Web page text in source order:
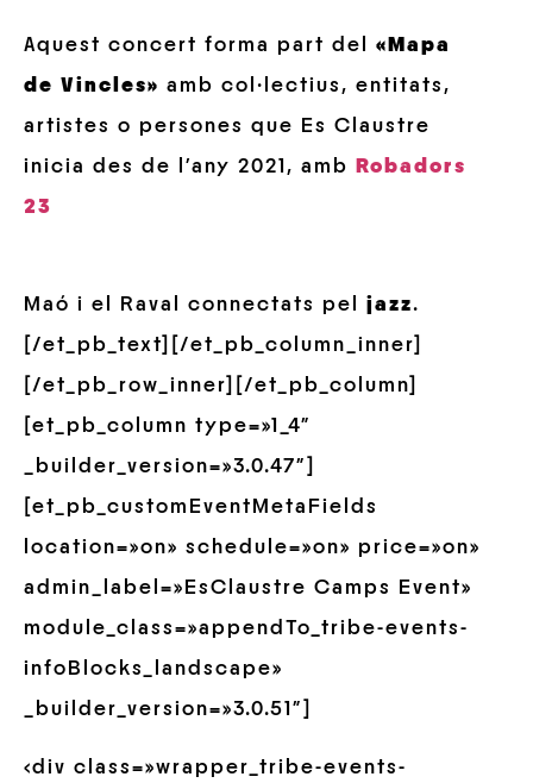
Aquest concert forma part del «Mapa
de Vincles» amb col·lectius, entitats,
artistes o persones que Es Claustre
inicia des de l’any 2021, amb
Robadors
23
Maó i el Raval connectats pel jazz.
[/et_pb_text][/et_pb_column_inner]
[/et_pb_row_inner][/et_pb_column]
[et_pb_column type=»1_4″
_builder_version=»3.0.47″]
[et_pb_customEventMetaFields
location=»on» schedule=»on» price=»on»
admin_label=»EsClaustre Camps Event»
module_class=»appendTo_tribe-events-
infoBlocks_landscape»
_builder_version=»3.0.51″]
<div class=»wrapper_tribe-events-